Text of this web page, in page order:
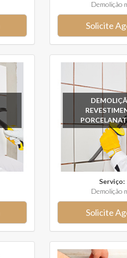
Demolição
Solicite
Serviço:
Demolição
Solicite